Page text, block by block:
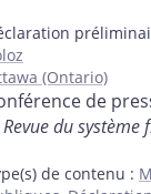
(Ontario)
de
Revue du système
de contenu :